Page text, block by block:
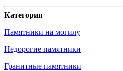
Категория
Памятники на могилу
Недорогие памятники
Гранитные памятники